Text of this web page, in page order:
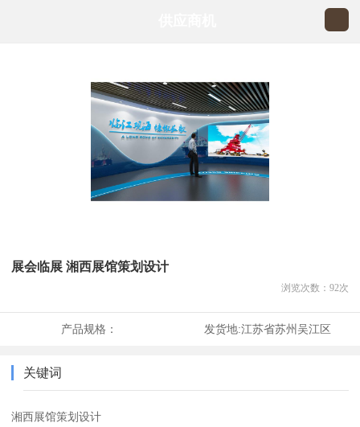
展会临展 湘西展馆策划设计
浏览次数： 92次
产品规格： 发货地:江苏省苏州吴江区
关键词
湘西展馆策划设计